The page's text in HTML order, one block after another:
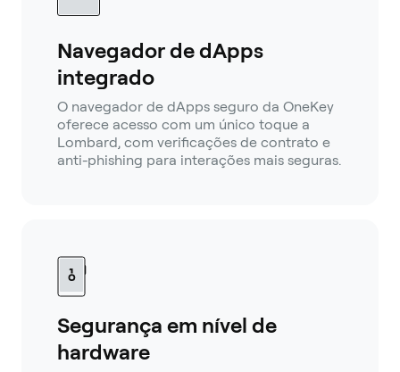
Navegador de dApps
integrado
O navegador de dApps seguro da OneKey
oferece acesso com um único toque a
Lombard, com verificações de contrato e
anti-phishing para interações mais seguras.
Segurança em nível de
hardware